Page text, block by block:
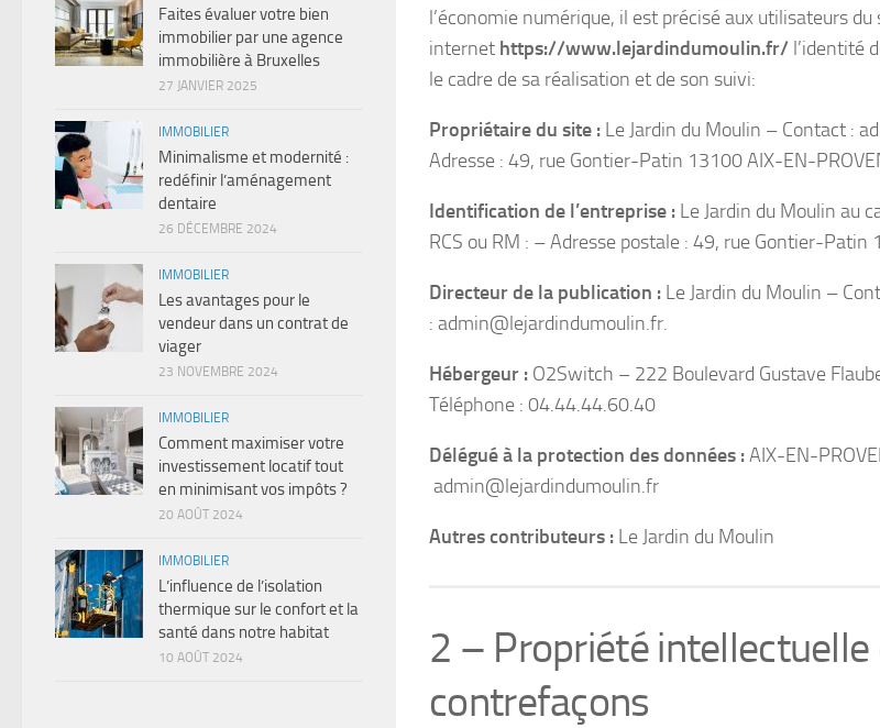
l’économie numérique, il est précisé aux utilisateurs du
internet https://www.lejardindumoulin.fr/ l’identité
le cadre de sa réalisation et de son suivi:
Propriétaire du site : Le Jardin du Moulin – Contact :
Adresse : 49, rue Gontier-Patin 13100 AIX-EN-
Identification de l’entreprise : Le Jardin du Moulin au
RCS ou RM : – Adresse postale : 49, rue Gontier-Patin
Directeur de la publication : Le Jardin du Moulin –
: admin@lejardindumoulin.fr.
Hébergeur : O2Switch – 222 Boulevard Gustave
Téléphone : 04.44.44.60.40
Délégué à la protection des données :AIX-EN-
admin@lejardindumoulin.fr
Autres contributeurs : Le Jardin du Moulin
2 – Propriété intellectuelle
contrefaçons
Faites évaluer votre bien
immobilier par une agence
immobilière à Bruxelles
27 JANVIER 2025
IMMOBILIER
Minimalisme et modernité :
redéfinir l’aménagement
dentaire
26 DÉCEMBRE 2024
IMMOBILIER
Les avantages pour le
vendeur dans un contrat de
viager
23 NOVEMBRE 2024
IMMOBILIER
Comment maximiser votre
investissement locatif tout
en minimisant vos impôts ?
20 AOÛT 2024
IMMOBILIER
L’influence de l’isolation
thermique sur le confort et la
santé dans notre habitat
10 AOÛT 2024